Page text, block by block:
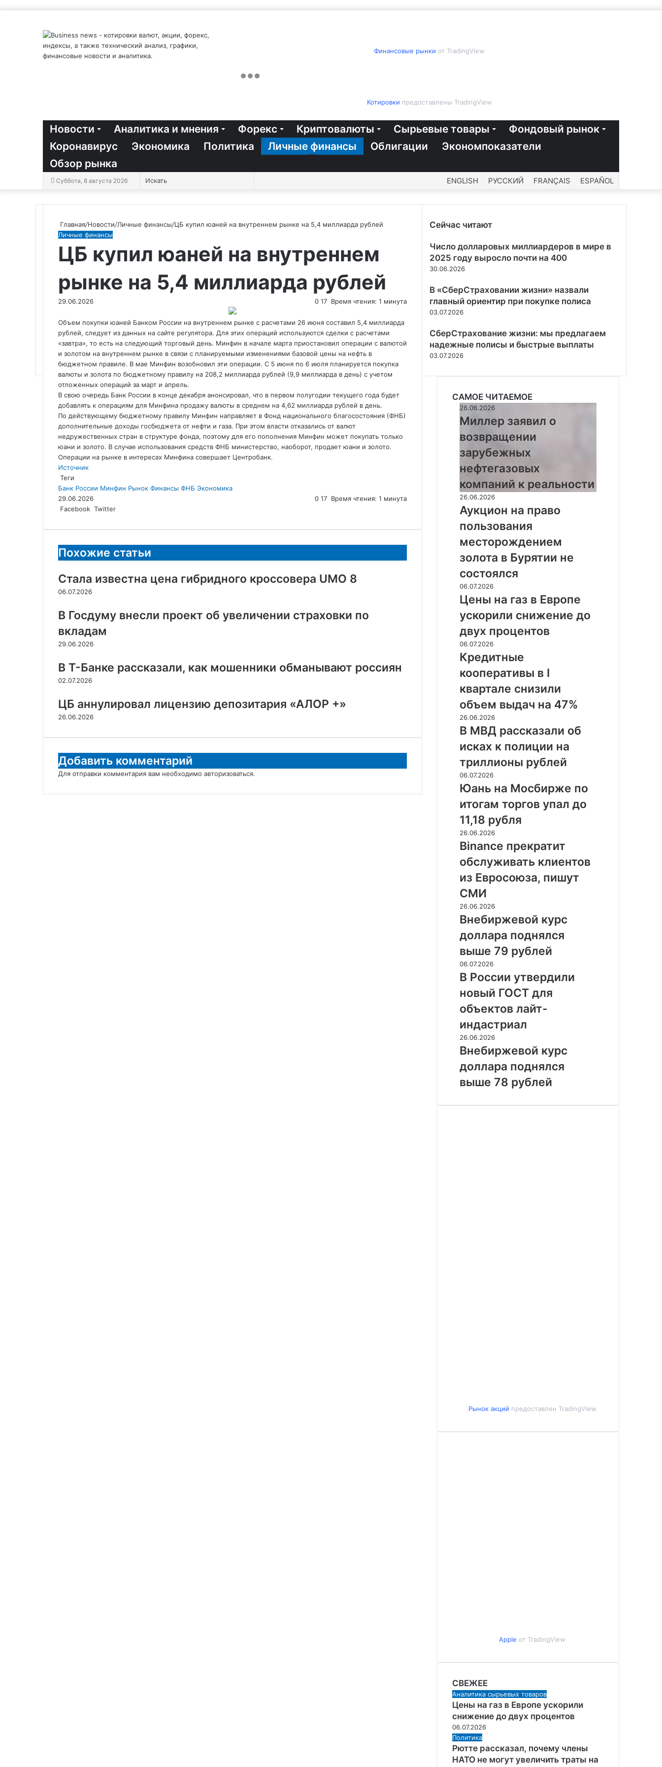
Финансовые рынки от TradingView
Котировки предоставлены TradingView
Новости Аналитика и мнения Форекс Криптовалюты Сырьевые товары
Фондовый рынок
Коронавирус
Экономика Политика Личные финансы Облигации
Экономпоказатели
Обзор рынка
Суббота, 8 августа 2026 ENGLISH РУССКИЙ FRANÇAIS ESPAÑOL
Главная/Новости/Личные финансы/ЦБ купил юаней на внутреннем рынке на 5,4 миллиарда рублей
Личные финансы
ЦБ купил юаней на внутреннем
рынке на 5,4 миллиарда рублей
29.06.2026 0 17 Время чтения: 1 минута
Объем покупки юаней Банком России на внутреннем рынке с расчетами 26 июня составил 5,4 миллиарда
рублей, следует из данных на сайте регулятора. Для этих операций используются сделки с расчетами
«завтра», то есть на следующий торговый день. Минфин в начале марта приостановил операции с валютой
и золотом на внутреннем рынке в связи с планируемыми изменениями базовой цены на нефть в
бюджетном правиле. В мае Минфин возобновил эти операции. С 5 июня по 6 июля планируется покупка
валюты и золота по бюджетному правилу на 208,2 миллиарда рублей (9,9 миллиарда в день) с учетом
отложенных операций за март и апрель.
В свою очередь Банк России в конце декабря анонсировал, что в первом полугодии текущего года будет
добавлять к операциям для Минфина продажу валюты в среднем на 4,62 миллиарда рублей в день.
По действующему бюджетному правилу Минфин направляет в Фонд национального благосостояния (ФНБ)
дополнительные доходы госбюджета от нефти и газа. При этом власти отказались от валют
недружественных стран в структуре фонда, поэтому для его пополнения Минфин может покупать только
юани и золото. В случае использования средств ФНБ министерство, наоборот, продает юани и золото.
Операции на рынке в интересах Минфина совершает Центробанк.
Источник
Теги
Банк России Минфин Рынок Финансы ФНБ Экономика
29.06.2026
0 17 Время чтения: 1 минута
Facebook Twitter
электронную
Похожие статьи
Стала известна цена гибридного кроссовера UMO 8
06.07.2026
В Госдуму внесли проект об увеличении страховки по
вкладам
29.06.2026
В Т-Банке рассказали, как мошенники обманывают россиян
02.07.2026
ЦБ аннулировал лицензию депозитария «АЛОР +»
26.06.2026
Добавить комментарий
Для отправки комментария вам необходимо авторизоваться.
Сейчас читают
Число долларовых миллиардеров в мире в
2025 году выросло почти на 400
30.06.2026
В «СберСтраховании жизни» назвали
главный ориентир при покупке полиса
03.07.2026
СберСтрахование жизни: мы предлагаем
надежные полисы и быстрые выплаты
03.07.2026
САМОЕ ЧИТАЕМОЕ
Миллер
заявил
возвращении
зарубежных
нефтегазовых
компаний
реальности
26.06.2026
Миллер заявил о
возвращении
зарубежных
нефтегазовых
компаний к реальности
Аукцион
на
право
пользования
месторождением
золота
в
не
состоялся
26.06.2026
Аукцион на право
пользования
месторождением
золота в Бурятии не
состоялся
Цены
на
газ
в
Европе
ускорили
снижение
до
процентов
06.07.2026
Цены на газ в Европе
ускорили снижение до
двух процентов
Кредитные
кооперативы
квартале
снизили
объем
выдач
на
47%
06.07.2026
Кредитные
кооперативы в I
квартале снизили
объем выдач на 47%
В
МВД
рассказали
об
исках
к
полиции
на
рублей
26.06.2026
В МВД рассказали об
исках к полиции на
триллионы рублей
Юань
на
Мосбирже
по
итогам
торгов
упал
до
11,18
рубля
06.07.2026
Юань на Мосбирже по
итогам торгов упал до
11,18 рубля
Binance
прекратит
обслуживать
клиентов
из
Евросоюза,
пишут
СМИ
26.06.2026
Binance прекратит
обслуживать клиентов
из Евросоюза, пишут
СМИ
Внебиржевой
курс
доллара
поднялся
выше
79
рублей
26.06.2026
Внебиржевой курс
доллара поднялся
выше 79 рублей
В
России
утвердили
новый
ГОСТ
для
объектов
лайт-
индастриал
06.07.2026
В России утвердили
новый ГОСТ для
объектов лайт-
индастриал
Внебиржевой
курс
доллара
поднялся
выше
78
26.06.2026
Внебиржевой курс
доллара поднялся
выше 78 рублей
Рынок акций предоставлен TradingView
Apple от TradingView
СВЕЖЕЕ
Аналитика сырьевых товаров
Цены на газ в Европе ускорили
снижение до двух процентов
06.07.2026
Политика
Рютте рассказал, почему члены
НАТО не могут увеличить траты на